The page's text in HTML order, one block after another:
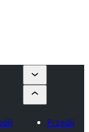
Prześlij